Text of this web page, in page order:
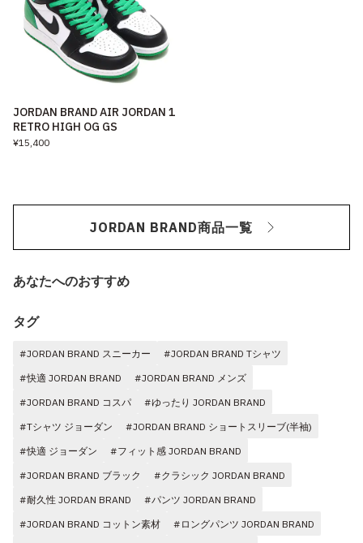
JORDAN BRAND AIR JORDAN 1
RETRO HIGH OG GS
¥15,400
JORDAN BRAND商品一覧
あなたへのおすすめ
タグ
#JORDAN BRAND スニーカー
#JORDAN BRAND Tシャツ
#快適 JORDAN BRAND
#JORDAN BRAND メンズ
#JORDAN BRAND コスパ
#ゆったり JORDAN BRAND
#Tシャツ ジョーダン
#JORDAN BRAND ショートスリーブ(半袖)
#快適 ジョーダン
#フィット感 JORDAN BRAND
#JORDAN BRAND ブラック
#クラシック JORDAN BRAND
#耐久性 JORDAN BRAND
#パンツ JORDAN BRAND
#JORDAN BRAND コットン素材
#ロングパンツ JORDAN BRAND